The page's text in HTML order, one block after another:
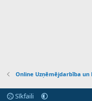
Online Uzņēmējdarbība un
Sīkfaili